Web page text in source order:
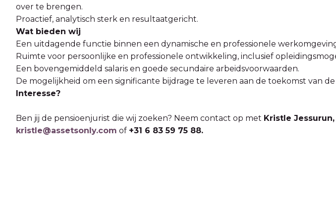
over te brengen.
Proactief, analytisch sterk en resultaatgericht.
Wat bieden wij
Een uitdagende functie binnen een dynamische en professionele
Ruimte voor persoonlijke en professionele ontwikkeling, inclusief
Een bovengemiddeld salaris en goede secundaire arbeidsvoorwaarden.
De mogelijkheid om een significante bijdrage te leveren aan de toekomst van
Interesse?
Ben jij de pensioenjurist die wij zoeken? Neem contact op met Kristle Jessurun,
kristle@assetsonly.com of +31 6 83 59 75 88.